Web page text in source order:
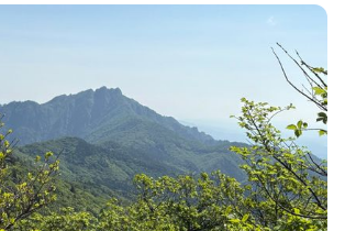
山、本谷山、笠松山を目指します。道中は
き、特に本谷山までの道は気持ちよく、登
なった」との声も聞かれます。稜線に出る
海の絶景が広がり、達成感と開放感を味わえ
の山頂からは傾山や祖母山の美しい景色が望
心者から健脚者まで
連れや友人同士での登山にも最適です。特に
育や紅葉が美しく、四季折々の魅力を感じる
だし、夏は暑さが厳しいため、体調管理には